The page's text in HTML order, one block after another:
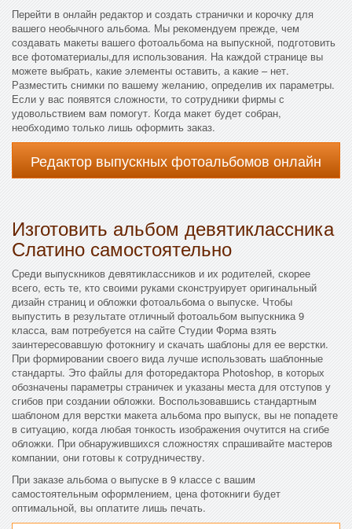
Перейти в онлайн редактор и создать странички и корочку для
вашего необычного альбома. Мы рекомендуем прежде, чем
создавать макеты вашего фотоальбома на выпускной, подготовить
все фотоматериалы,для использования. На каждой странице вы
можете выбрать, какие элементы оставить, а какие – нет.
Разместить снимки по вашему желанию, определив их параметры.
Если у вас появятся сложности, то сотрудники фирмы с
удовольствием вам помогут. Когда макет будет собран,
необходимо только лишь оформить заказ.
Редактор выпускных фотоальбомов онлайн
Изготовить альбом девятиклассника
Слатино самостоятельно
Среди выпускников девятиклассников и их родителей, скорее
всего, есть те, кто своими руками сконструирует оригинальный
дизайн страниц и обложки фотоальбома о выпуске. Чтобы
выпустить в результате отличный фотоальбом выпускника 9
класса, вам потребуется на сайте Студии Форма взять
заинтересовавшую фотокнигу и скачать шаблоны для ее верстки.
При формировании своего вида лучше использовать шаблонные
стандарты. Это файлы для фоторедактора Photoshop, в которых
обозначены параметры страничек и указаны места для отступов у
сгибов при создании обложки. Воспользовавшись стандартным
шаблоном для верстки макета альбома про выпуск, вы не попадете
в ситуацию, когда любая тонкость изображения очутится на сгибе
обложки. При обнаружившихся сложностях спрашивайте мастеров
компании, они готовы к сотрудничеству.
При заказе альбома о выпуске в 9 классе с вашим
самостоятельным оформлением, цена фотокниги будет
оптимальной, вы оплатите лишь печать.